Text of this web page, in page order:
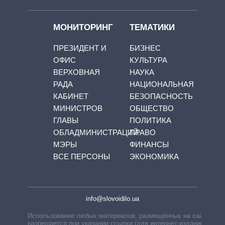
МОНИТОРИНГ
ПРЕЗИДЕНТ И
ОФИС
ВЕРХОВНАЯ
РАДА
КАБИНЕТ
МИНИСТРОВ
ГЛАВЫ
ОБЛАДМИНИСТРАЦИЙ
МЭРЫ
ВСЕ ПЕРСОНЫ
ТЕМАТИКИ
БИЗНЕС
КУЛЬТУРА
НАУКА
НАЦИОНАЛЬНАЯ
БЕЗОПАСНОСТЬ
ОБЩЕСТВО
ПОЛИТИКА
ПРАВО
ФИНАНСЫ
ЭКОНОМИКА
info@slovoidilo.ua
Использование любых материалов, размещённых на сайте,
разрешается при указании ссылки (для интернет-изданий —